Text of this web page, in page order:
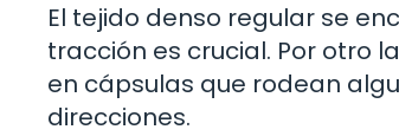
El tejido denso regular se
tracción es crucial. Por otro
en cápsulas que rodean
direcciones.